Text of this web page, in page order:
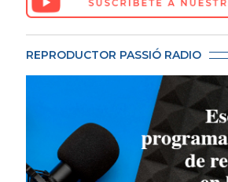
REPRODUCTOR PASSIÓ RADIO